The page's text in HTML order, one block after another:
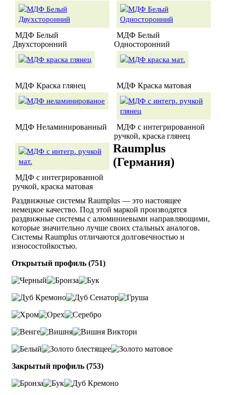
МДФ Белый
Двухсторонний
МДФ Белый
Односторонний
МДФ Краска глянец МДФ Краска матовая
МДФ Неламинированный
МДФ с интегрированной
ручкой, краска глянец
МДФ с интегрированной
ручкой, краска матовая
Raumplus
(Германия)
Раздвижные системы Raumplus — это настоящее
немецкое качество. Под этой маркой производятся
раздвижные системы с алюминиевыми направляющими,
которые значительно лучше своих стальных аналогов.
Системы Raumplus отличаются долговечностью и
износостойкостью.
Открытый профиль (751)
Закрытый профиль (753)